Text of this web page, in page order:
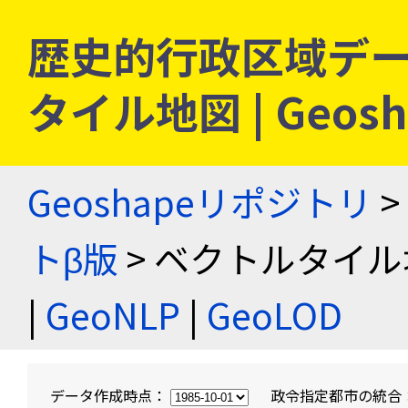
歴史的行政区域デ
タイル地図 |
Geoshapeリポジトリ >
トβ版 > ベクトルタイ
| GeoNLP | GeoLOD
データ作成時点： 政令指定都市の統